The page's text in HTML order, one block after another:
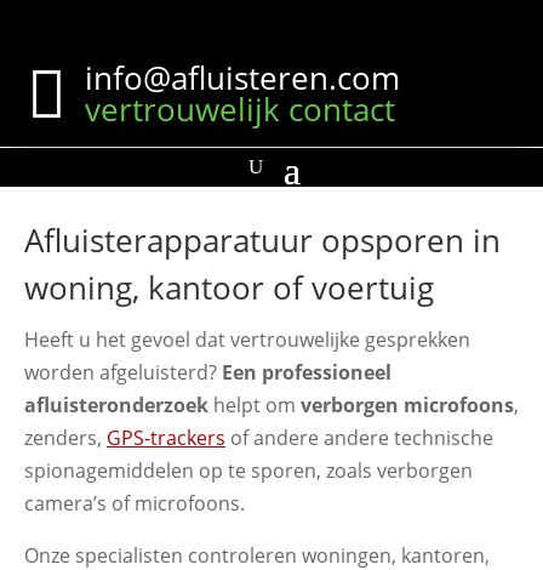
 info@afluisteren.com
vertrouwelijk contact
Afluisterapparatuur opsporen in
woning, kantoor of voertuig
Heeft u het gevoel dat vertrouwelijke gesprekken
worden afgeluisterd? Een professioneel
afluisteronderzoek helpt om verborgen microfoons,
zenders, GPS-trackers of andere andere technische
spionagemiddelen op te sporen, zoals verborgen
camera’s of microfoons.
Onze specialisten controleren woningen, kantoren,